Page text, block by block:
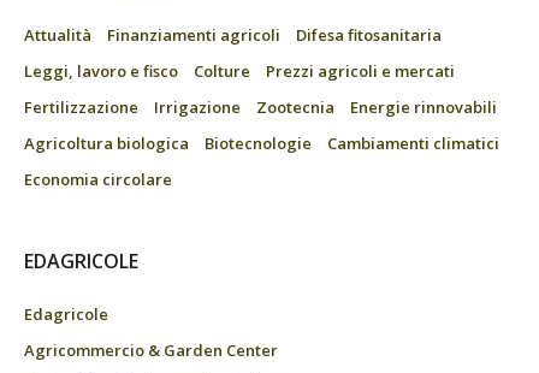
Attualità Finanziamenti agricoli
Difesa fitosanitaria
Leggi, lavoro e fisco
Colture
Prezzi agricoli e mercati
Fertilizzazione
Irrigazione Zootecnia
Energie rinnovabili
Agricoltura biologica
Biotecnologie
Cambiamenti climatici
Economia circolare
EDAGRICOLE
Edagricole
Agricommercio & Garden Center